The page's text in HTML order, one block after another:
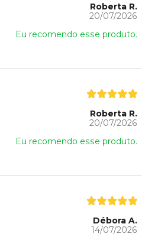
Roberta R.
20/07/2026
Eu recomendo esse produto.
Roberta R.
20/07/2026
Eu recomendo esse produto.
Débora A.
14/07/2026